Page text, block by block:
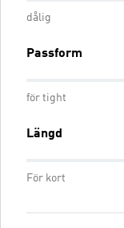
dålig
Passform
för tight
Längd
För kort